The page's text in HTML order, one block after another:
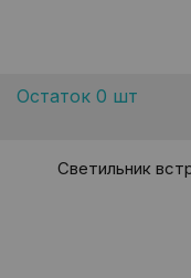
Остаток 0 шт
Светильник